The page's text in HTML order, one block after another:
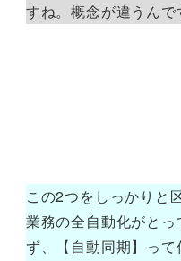
すね。概念が違うんで
この2つをしっかりと
業務の全自動化がと
ず、【自動同期】っ